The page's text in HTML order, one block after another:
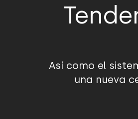
Así como el
una nueva